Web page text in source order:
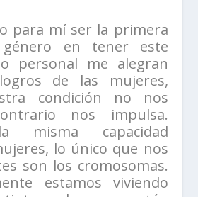
para mí ser la primera
en tener este
personal me alegran
de las mujeres,
condición no nos
nos impulsa.
misma capacidad
lo único que nos
son los cromosomas.
estamos viviendo